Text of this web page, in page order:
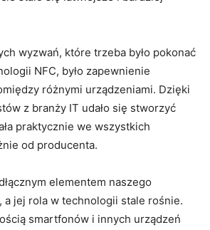
wyzwań, które trzeba było pokonać
NFC, było zapewnienie
różnymi urządzeniami. Dzięki
z branży IT udało się stworzyć
praktycznie we wszystkich
od producenta.
elementem naszego
a jej rola w technologii stale rośnie.
smartfonów i innych urządzeń